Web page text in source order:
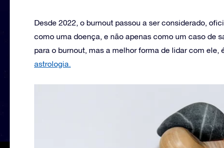
Desde 2022, o burnout passou a ser considerado,
como uma doença, e não apenas como um caso de
para o burnout, mas a melhor forma de lidar com
astrologia.